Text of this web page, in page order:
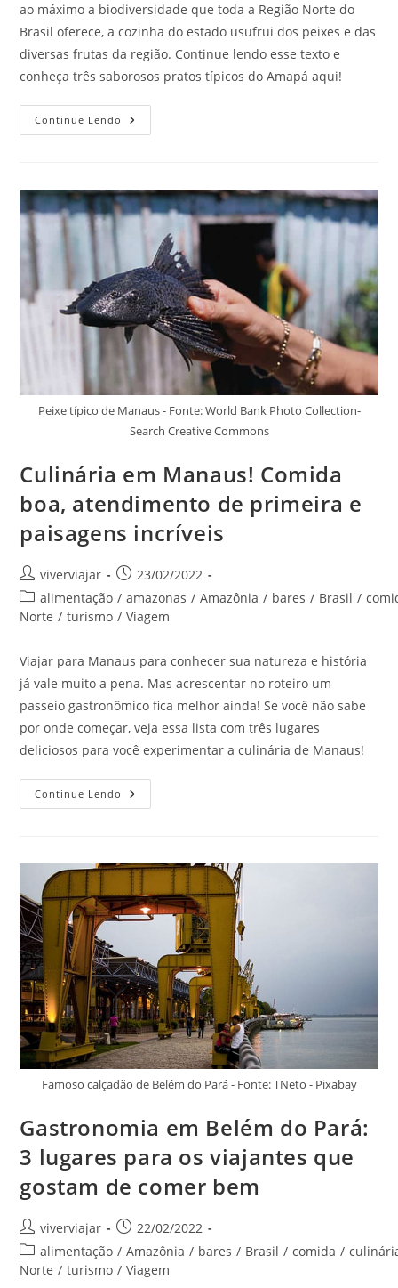
ao máximo a biodiversidade que toda a Região Norte do
Brasil oferece, a cozinha do estado usufrui dos peixes e das
diversas frutas da região. Continue lendo esse texto e
conheça três saborosos pratos típicos do Amapá aqui!
Continue Lendo Saborosos
Pratos
Devem
Ser
Experimentados
Viajante
Peixe típico de Manaus - Fonte: World Bank Photo Collection-
Search Creative Commons
Culinária em Manaus! Comida
boa, atendimento de primeira e
paisagens incríveis
Autor
do
post:
viverviajar
Post
publicado:
23/02/2022
Categoria
do
alimentação / amazonas / Amazônia / bares / Brasil /
Norte / turismo / Viagem
Viajar para Manaus para conhecer sua natureza e história
já vale muito a pena. Mas acrescentar no roteiro um
passeio gastronômico fica melhor ainda! Se você não sabe
por onde começar, veja essa lista com três lugares
deliciosos para você experimentar a culinária de Manaus!
Continue Lendo Culinária
Em
De
Primeira
E
Paisagens
Incríveis
Famoso calçadão de Belém do Pará - Fonte: TNeto - Pixabay
Gastronomia em Belém do Pará:
3 lugares para os viajantes que
gostam de comer bem
Autor
do
post:
viverviajar
Post
publicado:
22/02/2022
Categoria
do
alimentação / Amazônia / bares / Brasil / comida /
Norte / turismo / Viagem